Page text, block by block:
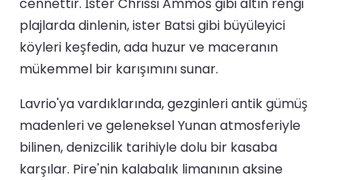
plajlarda dinlenin, ister Batsi gibi büyüleyici
köyleri keşfedin, ada huzur ve maceranın
mükemmel bir karışımını sunar.
Lavrio'ya vardıklarında, gezginleri antik gümüş
madenleri ve geleneksel Yunan atmosferiyle
bilinen, denizcilik tarihiyle dolu bir kasaba
karşılar. Pire'nin kalabalık limanının aksine